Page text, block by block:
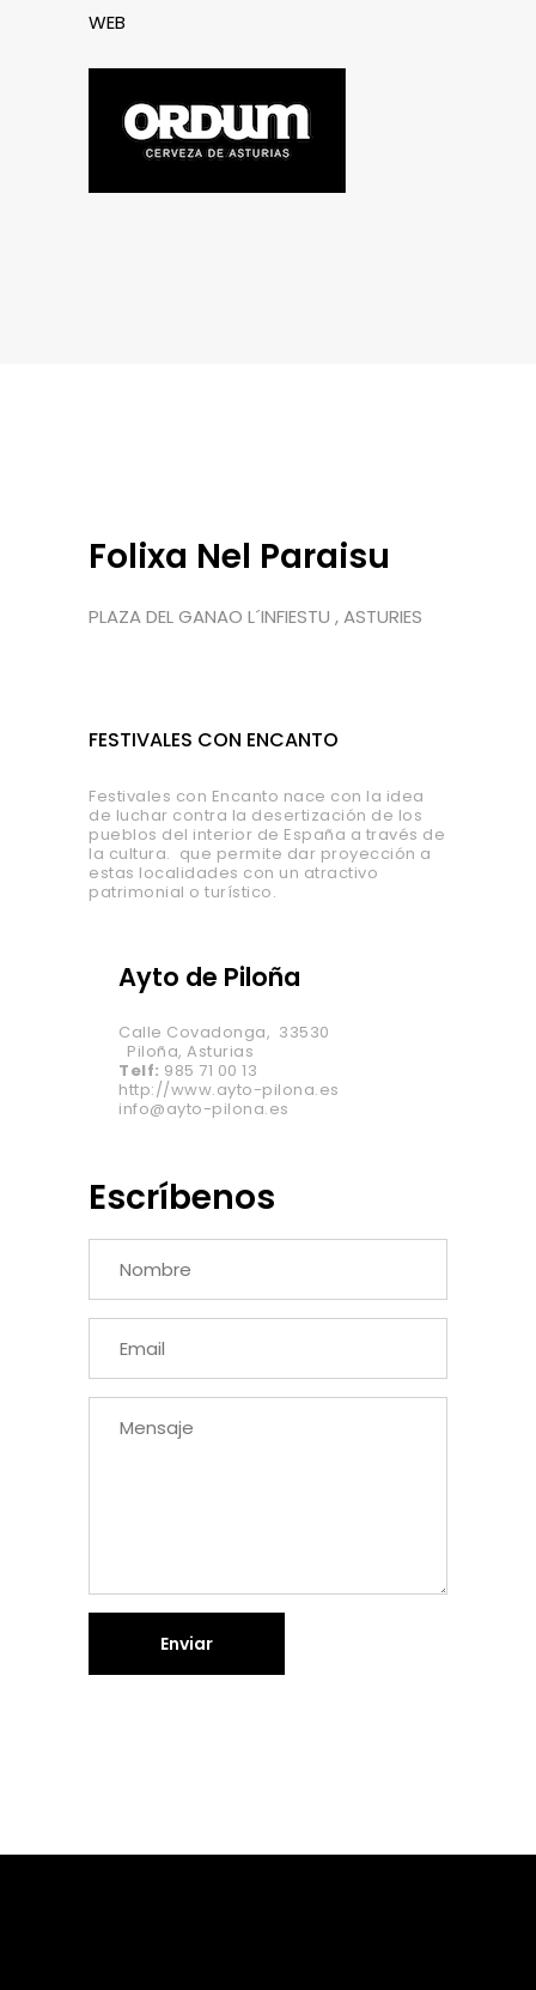
WEB
Folixa Nel Paraisu
PLAZA DEL GANAO L´INFIESTU , ASTURIES
FESTIVALES CON ENCANTO
Festivales con Encanto nace con la idea
de luchar contra la desertización de los
pueblos del interior de España a través de
la cultura. que permite dar proyección a
estas localidades con un atractivo
patrimonial o turístico.
Ayto de Piloña
Calle Covadonga, 33530
Piloña, Asturias
Telf: 985 71 00 13
http://www.ayto-pilona.es
info@ayto-pilona.es
Escríbenos